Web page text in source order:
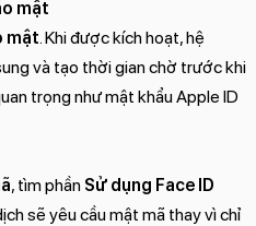
mật
mật. Khi được kích hoạt, hệ
và tạo thời gian chờ trước khi
trọng như mật khẩu Apple ID
, tìm phần Sử dụng Face ID
sẽ yêu cầu mật mã thay vì chỉ